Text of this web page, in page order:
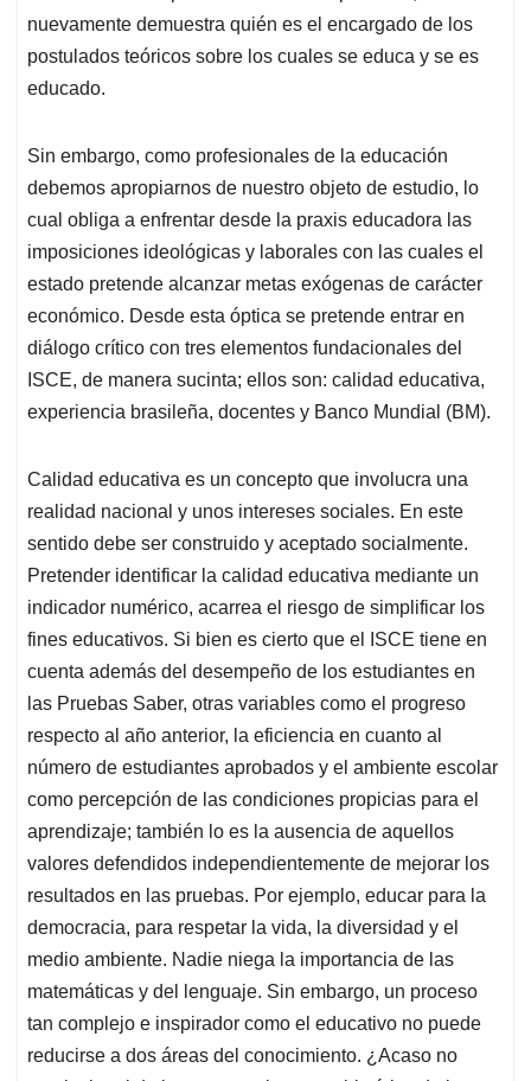
nuevamente demuestra quién es el encargado de los
postulados teóricos sobre los cuales se educa y se es
educado.
Sin embargo, como profesionales de la educación
debemos apropiarnos de nuestro objeto de estudio, lo
cual obliga a enfrentar desde la praxis educadora las
imposiciones ideológicas y laborales con las cuales el
estado pretende alcanzar metas exógenas de carácter
económico. Desde esta óptica se pretende entrar en
diálogo crítico con tres elementos fundacionales del
ISCE, de manera sucinta; ellos son: calidad educativa,
experiencia brasileña, docentes y Banco Mundial (BM).
Calidad educativa es un concepto que involucra una
realidad nacional y unos intereses sociales. En este
sentido debe ser construido y aceptado socialmente.
Pretender identificar la calidad educativa mediante un
indicador numérico, acarrea el riesgo de simplificar los
fines educativos. Si bien es cierto que el ISCE tiene en
cuenta además del desempeño de los estudiantes en
las Pruebas Saber, otras variables como el progreso
respecto al año anterior, la eficiencia en cuanto al
número de estudiantes aprobados y el ambiente escolar
como percepción de las condiciones propicias para el
aprendizaje; también lo es la ausencia de aquellos
valores defendidos independientemente de mejorar los
resultados en las pruebas. Por ejemplo, educar para la
democracia, para respetar la vida, la diversidad y el
medio ambiente. Nadie niega la importancia de las
matemáticas y del lenguaje. Sin embargo, un proceso
tan complejo e inspirador como el educativo no puede
reducirse a dos áreas del conocimiento. ¿Acaso no